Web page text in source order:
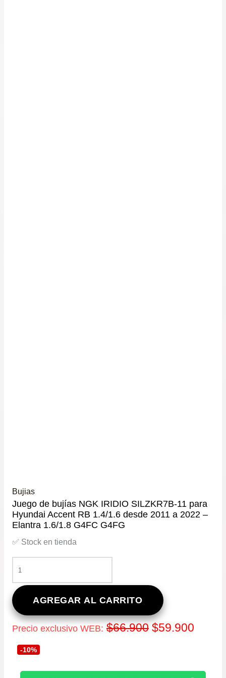
Bujias
Juego de bujías NGK IRIDIO SILZKR7B-11 para
Hyundai Accent RB 1.4/1.6 desde 2011 a 2022 –
Elantra 1.6/1.8 G4FC G4FG
✅ Stock en tienda
DE
BUJÍAS
NGK
IRIDIO
SILZKR7B-
11
HYUNDAI
RB
AGREGAR AL CARRITO
Precio exclusivo WEB: $66.900 El
original
$59.900El
actual
-10%